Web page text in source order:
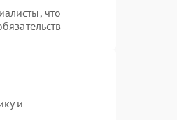
что
и